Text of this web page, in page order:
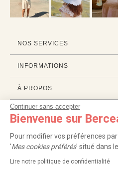
Continuer sans accepter
Bienvenue sur
Pour modifier vos préférences
'Mes cookies préférés' situé dans
Lire notre politique de confidentialité
NOS SERVICES
INFORMATIONS
À PROPOS
PROFESSIONNELS
LISTES CADEAUX